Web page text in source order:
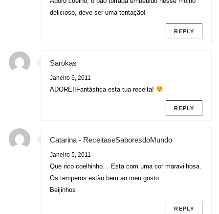
delicioso, deve ser uma tentação!
REPLY
Sarokas
Janeiro 5, 2011
ADOREI!Fantástica esta tua receita!
REPLY
Catarina - ReceitaseSaboresdoMundo
Janeiro 5, 2011
Que rico coelhinho… Esta com uma cor maravilhosa.
Os temperos estão bem ao meu gosto.
Beijinhos
REPLY